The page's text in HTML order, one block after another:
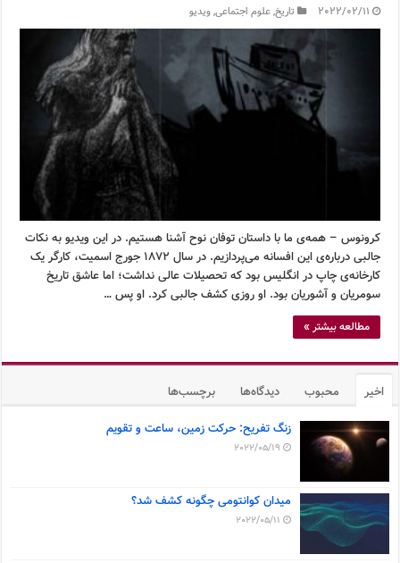
2022/02/11 تاریخ,علوم اجتماعی,ویدیو
کرونوس – همه‌ی ما با داستان توفان نوح آشنا هستیم. در این ویدیو به نکات
جالبی درباره‌ی این افسانه می‌پردازیم. در سال ۱۸۷۲ جورج اسمیت، کارگر یک
کارخانه‌ی چاپ در انگلیس بود که تحصیلات عالی نداشت؛ اما عاشق تاریخ
سومریان و آشوریان بود. او روزی کشف جالبی کرد. او پس …
مطالعه بیشتر »
اخیر محبوب دیدگاه‌ها برچسب‌ها
زنگ تفریح: حرکت زمین، ساعت و تقویم
2022/05/19
میدان کوانتومی چگونه کشف شد؟
2022/05/11